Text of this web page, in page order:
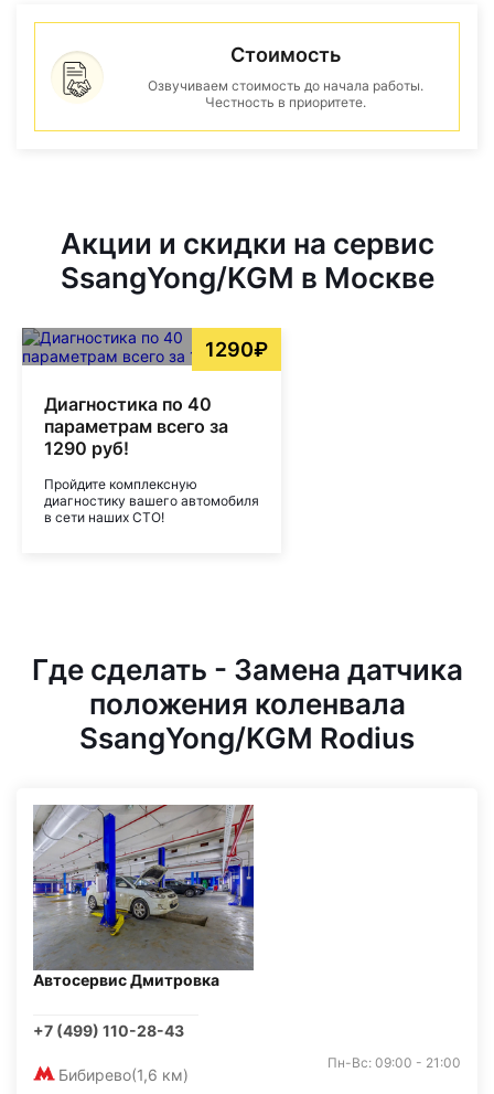
Стоимость
Озвучиваем стоимость до начала работы.
Честность в приоритете.
Акции и скидки на сервис
SsangYong/KGM в Москве
1290₽
Диагностика по 40
параметрам всего за
1290 руб!
Пройдите комплексную
диагностику вашего автомобиля
в сети наших СТО!
Где сделать - Замена датчика
положения коленвала
SsangYong/KGM Rodius
Автосервис Дмитровка
+7 (499) 110-28-43
Бибирево(1,6 км)
Пн-Вс: 09:00 - 21:00